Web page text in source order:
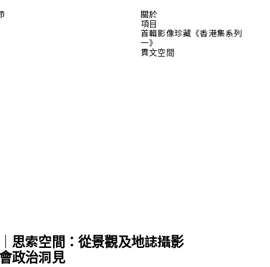
關於
項目
首輯影像珍藏《香港集系列
一》
貫文空間
思索空間：從景觀及地誌攝影
政治洞見